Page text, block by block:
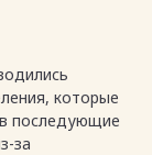
которые
последующие
за